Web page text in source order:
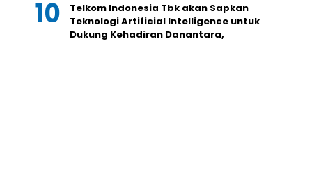
Telkom Indonesia Tbk akan Sapkan
Teknologi Artificial Intelligence untuk
Dukung Kehadiran Danantara,